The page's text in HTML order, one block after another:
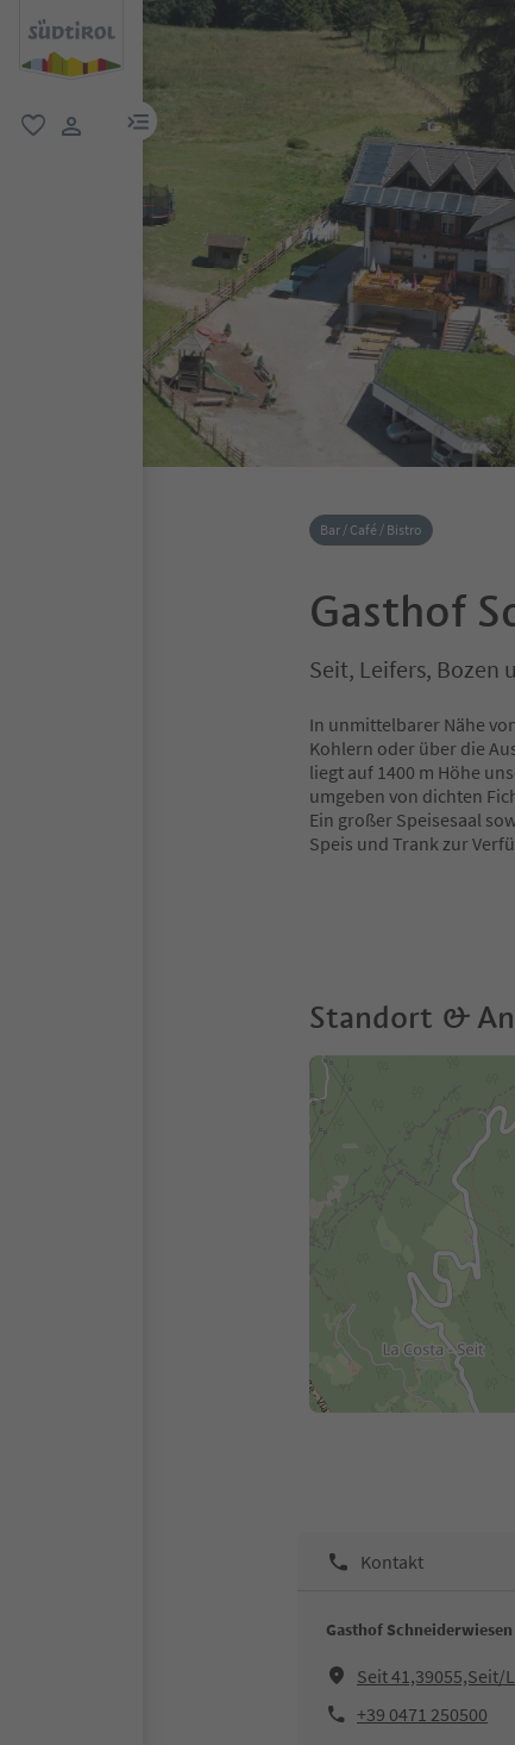
menu link
Bar / Café / Bistro
Gasthof
Seit, Leifers, Bozen
In unmittelbarer Nähe
Kohlern oder über die
liegt auf 1400 m Höhe
umgeben von dichten
Ein großer Speisesaal
Speis und Trank zur
Standort &
Kontakt
Gasthof Schneiderwiesen
Seit 41,39055,Seit/
+39 0471 250500